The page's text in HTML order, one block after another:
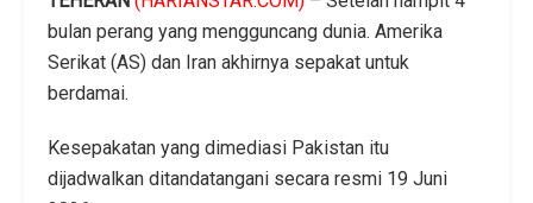
bulan perang yang mengguncang dunia. Amerika
Serikat (AS) dan Iran akhirnya sepakat untuk
berdamai.
Kesepakatan yang dimediasi Pakistan itu
dijadwalkan ditandatangani secara resmi 19 Juni